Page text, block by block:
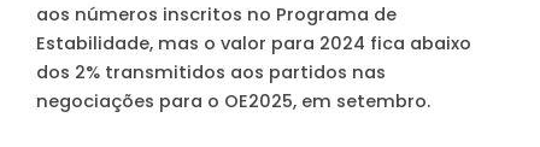
aos números inscritos no Programa de
Estabilidade, mas o valor para 2024 fica abaixo
dos 2% transmitidos aos partidos nas
negociações para o OE2025, em setembro.